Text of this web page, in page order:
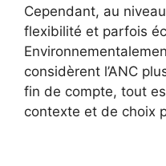
Cependant, au
flexibilité et parfois
considèrent l’ANC
fin de compte, tout
contexte et de choix